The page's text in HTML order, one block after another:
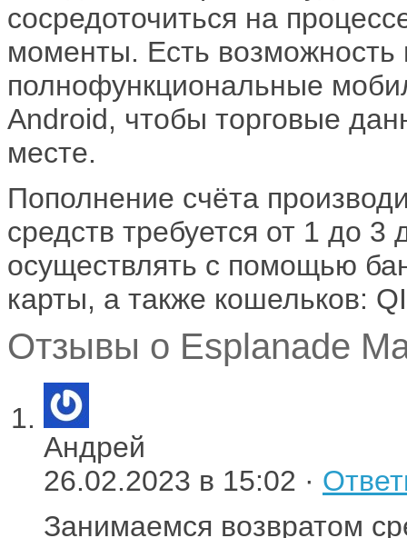
сосредоточиться на
моменты. Есть возможность
полнофункциональные
Android, чтобы торговые
месте.
Пополнение счёта
средств требуется от 1 до
осуществлять с помощью
карты, а также кошельков:
Отзывы о Esplanade
Андрей
26.02.2023 в 15:02 ·
Занимаемся возвратом